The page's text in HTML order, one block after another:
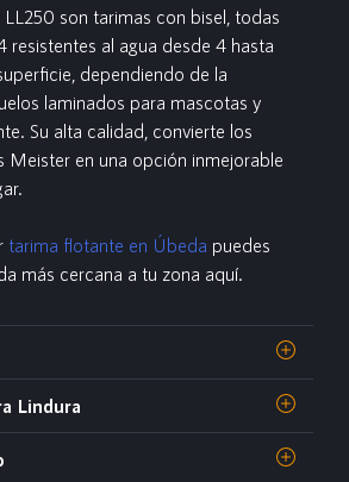
son tarimas con bisel, todas
resistentes al agua desde 4 hasta
dependiendo de la
laminados para mascotas y
Su alta calidad, convierte los
Meister en una opción inmejorable
tarima flotante en Úbeda puedes
más cercana a tu zona aquí.
Lindura